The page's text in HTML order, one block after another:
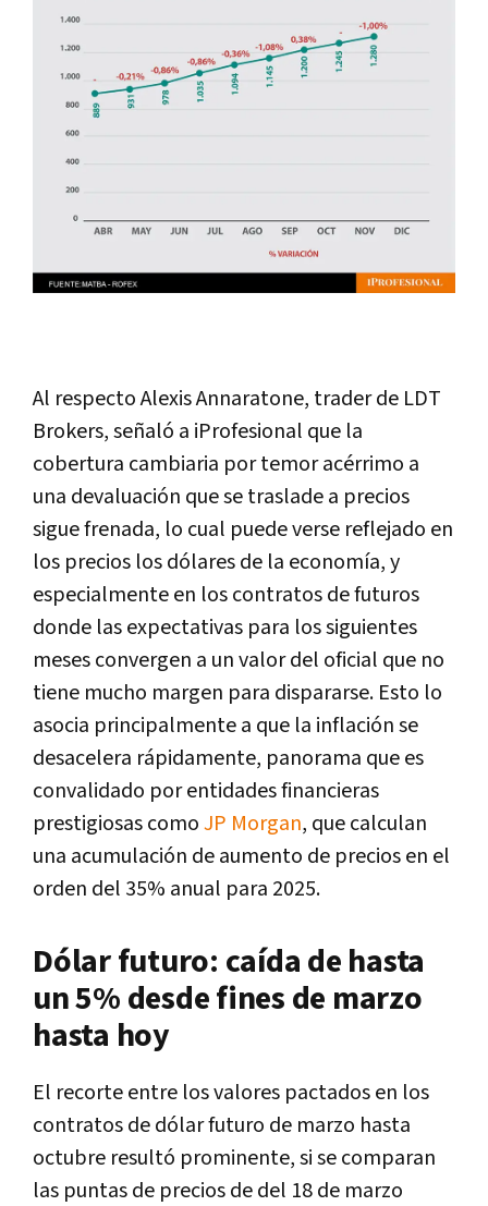
Al respecto Alexis Annaratone, trader de LDT
Brokers, señaló a iProfesional que la
cobertura cambiaria por temor acérrimo a
una devaluación que se traslade a precios
sigue frenada, lo cual puede verse reflejado en
los precios los dólares de la economía, y
especialmente en los contratos de futuros
donde las expectativas para los siguientes
meses convergen a un valor del oficial que no
tiene mucho margen para dispararse. Esto lo
asocia principalmente a que la inflación se
desacelera rápidamente, panorama que es
convalidado por entidades financieras
prestigiosas comoJP Morgan, que calculan
una acumulación de aumento de precios en el
orden del 35% anual para 2025.
Dólar futuro: caída de hasta
un 5% desde fines de marzo
hasta hoy
El recorte entre los valores pactados en los
contratos de dólar futuro de marzo hasta
octubre resultó prominente, si se comparan
las puntas de precios de del 18 de marzo